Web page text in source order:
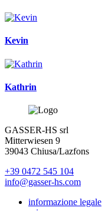
Kevin
Kathrin
GASSER-HS srl
Mitterwiesen 9
39043 Chiusa/Lazfons
+39 0472 545 104
info@gasser-hs.com
informazione legale